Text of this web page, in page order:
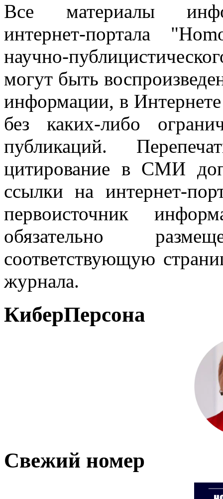
Все материалы
интернет-портала
научно-
могут быть
информации, в
без каких-либо
публикаций.
цитирование в СМИ
ссылки на интернет-
первоисточник
обязательно
соответствующую
журнала.
КиберПерсона
Свежий номер